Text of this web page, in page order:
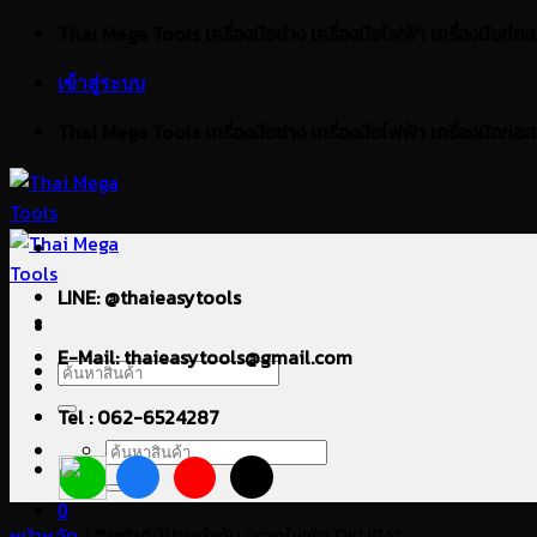
เข้าสู่ระบบ
ค้นหา:
ค้นหา:
0
LINE: @thaieasytools
E-Mail: thaieasytools@gmail.com
Tel : 062-6524287